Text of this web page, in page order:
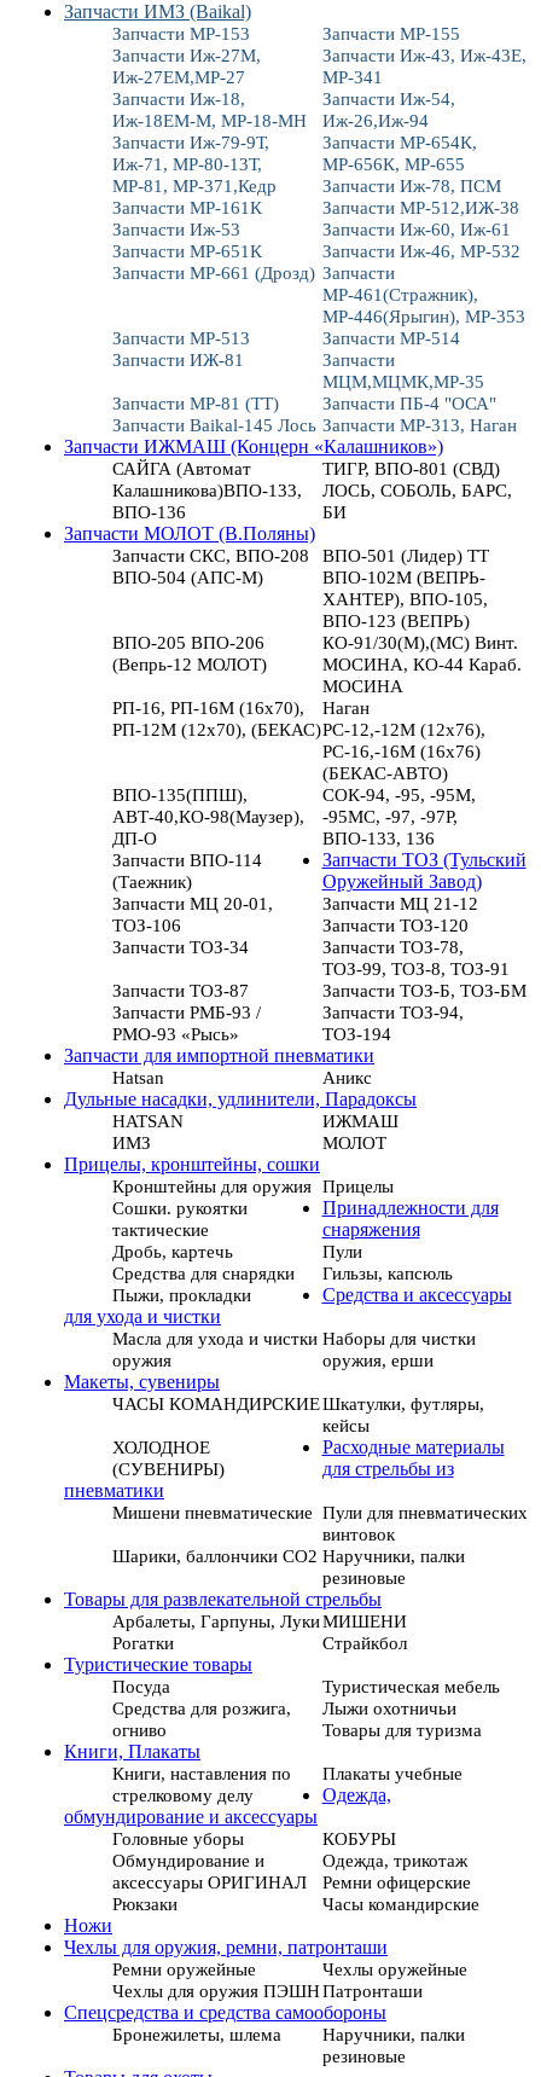
Запчасти ИМЗ (Baikal)
Запчасти МР-153
Запчасти МР-155
Запчасти Иж-27М,
Иж-27ЕМ,МР-27
Запчасти Иж-43, Иж-43Е,
МР-341
Запчасти Иж-18,
Иж-18ЕМ-М, МР-18-МН
Запчасти Иж-54,
Иж-26,Иж-94
Запчасти Иж-79-9Т,
Иж-71, МР-80-13Т,
МР-81, МР-371,Кедр
Запчасти МР-654К,
МР-656К, МР-655
Запчасти Иж-78, ПСМ
Запчасти МР-161К
Запчасти МР-512,ИЖ-38
Запчасти Иж-53
Запчасти Иж-60, Иж-61
Запчасти МР-651К
Запчасти Иж-46, МР-532
Запчасти МР-661 (Дрозд) Запчасти
МР-461(Стражник),
МР-446(Ярыгин), МР-353
Запчасти МР-513
Запчасти МР-514
Запчасти ИЖ-81
Запчасти
МЦМ,МЦМК,МР-35
Запчасти МР-81 (ТТ)
Запчасти ПБ-4 "ОСА"
Запчасти Baikal-145 Лось Запчасти МР-313, Наган
Запчасти ИЖМАШ (Концерн «Калашников»)
САЙГА (Автомат
Калашникова)ВПО-133,
ВПО-136
ТИГР, ВПО-801 (СВД)
ЛОСЬ, СОБОЛЬ, БАРС,
БИ
Запчасти МОЛОТ (В.Поляны)
Запчасти СКС, ВПО-208
ВПО-501 (Лидер) ТТ
ВПО-504 (АПС-М)
ВПО-102М (ВЕПРЬ-
ХАНТЕР), ВПО-105,
ВПО-123 (ВЕПРЬ)
ВПО-205 ВПО-206
(Вепрь-12 МОЛОТ)
КО-91/30(М),(МС) Винт.
МОСИНА, КО-44 Караб.
МОСИНА
РП-16, РП-16М (16х70),
РП-12М (12х70), (БЕКАС)
Наган
РС-12,-12М (12х76),
РС-16,-16М (16х76)
(БЕКАС-АВТО)
ВПО-135(ППШ),
АВТ-40,КО-98(Маузер),
ДП-О
СОК-94, -95, -95М,
-95МС, -97, -97Р,
ВПО-133, 136
Запчасти ВПО-114
(Таежник)
Запчасти ТОЗ (Тульский
Оружейный Завод)
Запчасти МЦ 20-01,
ТОЗ-106
Запчасти МЦ 21-12
Запчасти ТОЗ-120
Запчасти ТОЗ-34
Запчасти ТОЗ-78,
ТОЗ-99, ТОЗ-8, ТОЗ-91
Запчасти ТОЗ-87
Запчасти ТОЗ-Б, ТОЗ-БМ
Запчасти РМБ-93 /
РМО-93 «Рысь»
Запчасти ТОЗ-94,
ТОЗ-194
Запчасти для импортной пневматики
Hatsan
Аникс
Дульные насадки, удлинители, Парадоксы
HATSAN
ИЖМАШ
ИМЗ
МОЛОТ
Прицелы, кронштейны, сошки
Кронштейны для оружия Прицелы
Сошки. рукоятки
тактические
Принадлежности для
снаряжения
Дробь, картечь
Пули
Средства для снарядки
Гильзы, капсюль
Пыжи, прокладки
Средства и аксессуары
для ухода и чистки
Масла для ухода и чистки
оружия
Наборы для чистки
оружия, ерши
Макеты, сувениры
ЧАСЫ КОМАНДИРСКИЕШкатулки, футляры,
кейсы
ХОЛОДНОЕ
(СУВЕНИРЫ)
Расходные материалы
для стрельбы из
пневматики
Мишени пневматические Пули для пневматических
винтовок
Шарики, баллончики СО2 Наручники, палки
резиновые
Товары для развлекательной стрельбы
Арбалеты, Гарпуны, ЛукиМИШЕНИ
Рогатки
Страйкбол
Туристические товары
Посуда
Туристическая мебель
Средства для розжига,
огниво
Лыжи охотничьи
Товары для туризма
Книги, Плакаты
Книги, наставления по
стрелковому делу
Плакаты учебные
Одежда,
обмундирование и аксессуары
Головные уборы
КОБУРЫ
Обмундирование и
аксессуары ОРИГИНАЛ
Одежда, трикотаж
Ремни офицерские
Рюкзаки
Часы командирские
Ножи
Чехлы для оружия, ремни, патронташи
Ремни оружейные
Чехлы оружейные
Чехлы для оружия ПЭШНПатронташи
Спецсредства и средства самообороны
Бронежилеты, шлема
Наручники, палки
резиновые